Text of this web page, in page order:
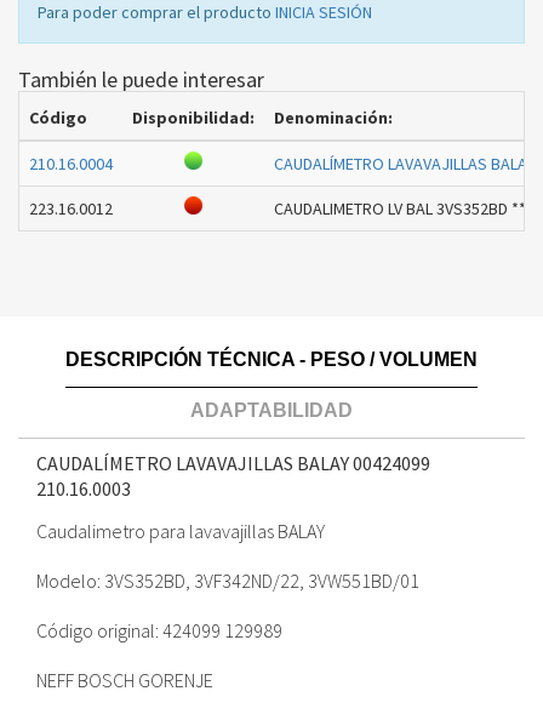
Para poder comprar el producto INICIA SESIÓN
También le puede interesar
Código Disponibilidad: Denominación:
210.16.0004 CAUDALÍMETRO LAVAVAJILLAS
223.16.0012 CAUDALIMETRO LV BAL 3VS352BD ** -
DESCRIPCIÓN TÉCNICA - PESO / VOLUMEN
ADAPTABILIDAD
CAUDALÍMETRO LAVAVAJILLAS BALAY 00424099
210.16.0003
Caudalimetro para lavavajillas BALAY
Modelo: 3VS352BD, 3VF342ND/22, 3VW551BD/01
Código original: 424099 129989
NEFF BOSCH GORENJE